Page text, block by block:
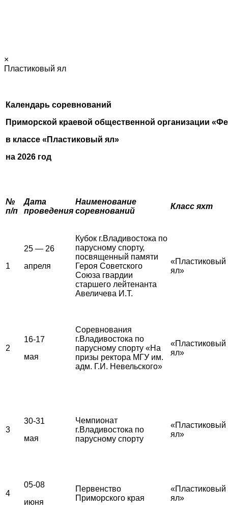
×
Пластиковый ял
Календарь соревнований
Приморской краевой общественной организации
в классе «Пластиковый ял»
на 2026 год
№
п/п
Дата
проведения
Наименование
соревнований
Класс яхт
1
25 — 26
апреля
Кубок г.Владивостока по
парусному спорту,
посвященный памяти
Героя Советского
Союза гвардии
старшего лейтенанта
Авеличева И.Т.
«Пластиковый
ял»
2
16-17
мая
Соревнования
г.Владивостока по
парусному спорту «На
призы ректора МГУ им.
адм. Г.И. Невельского»
«Пластиковый
ял»
3
30-31
мая
Чемпионат
г.Владивостока по
парусному спорту
«Пластиковый
ял»
4
05-08
июня
Первенство
Приморского края
«Пластиковый
ял»